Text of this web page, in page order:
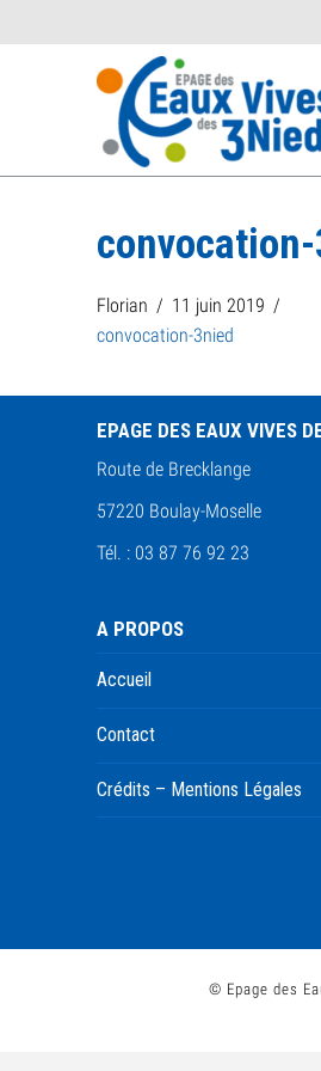
Florian
11 juin 2019
convocation-3nied
EPAGE DES EAUX VIVES
Route de Brecklange
57220 Boulay-Moselle
Tél. : 03 87 76 92 23
A PROPOS
Accueil
Contact
Crédits – Mentions Légales
© Epage des